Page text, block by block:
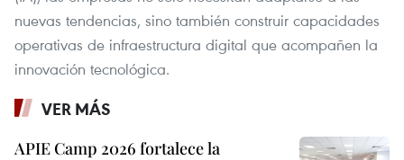
nuevas tendencias, sino también construir capacidades
operativas de infraestructura digital que acompañen la
innovación tecnológica.
VER MÁS
APIE Camp 2026 fortalece la